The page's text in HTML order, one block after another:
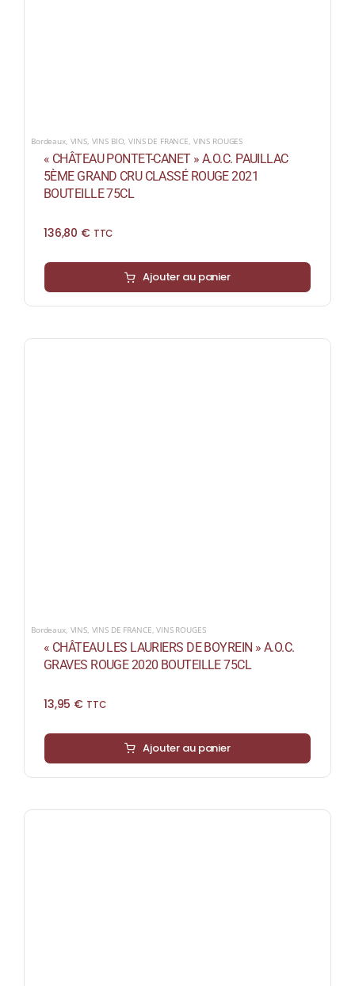
Bordeaux, VINS, VINS BIO,VINS DE FRANCE, VINS ROUGES
« CHÂTEAU PONTET-CANET » A.O.C. PAUILLAC
5ÈME GRAND CRU CLASSÉ ROUGE 2021
BOUTEILLE 75CL
136,80 € TTC
Ajouter au panier
Bordeaux, VINS, VINS DE FRANCE,VINS ROUGES
« CHÂTEAU LES LAURIERS DE BOYREIN » A.O.C.
GRAVES ROUGE 2020 BOUTEILLE 75CL
13,95 € TTC
Ajouter au panier